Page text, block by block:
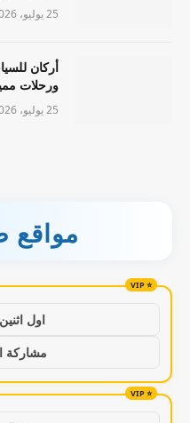
25 يوليو، 2026
أركان
ورحلات
25 يوليو، 2026
مواقع
اول
مشاركة